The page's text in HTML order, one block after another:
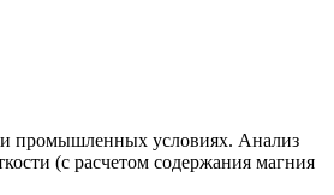
и промышленных условиях. Анализ
(с расчетом содержания магния